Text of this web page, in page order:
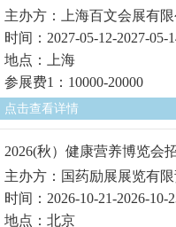
主办方：上海百文会展有限
时间：2027-05-12-2027-05-
地点：上海
参展费1：10000-20000
点击查看详情
2026(秋）健康营养博览会
主办方：国药励展展览有限
时间：2026-10-21-2026-10-
地点：北京